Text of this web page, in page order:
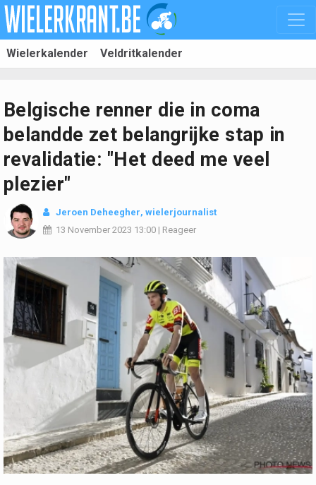
Wielerkalender Veldritkalender
Belgische renner die in coma
belandde zet belangrijke stap in
revalidatie: "Het deed me veel
plezier"
Jeroen Deheegher, wielerjournalist
13 November 2023 13:00 | Reageer